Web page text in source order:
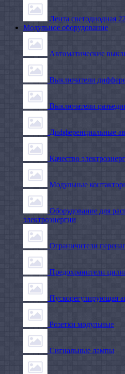
Лента светодиодная
Модульное оборудование
Автоматические
Выключатели
Выключатели-
Дифференциальные
Качество
Модульные
Оборудование для
электроэнергии
Ограничители
Предохранители
Пускорегулирующая
Розетки модульные
Сигнальные лампы